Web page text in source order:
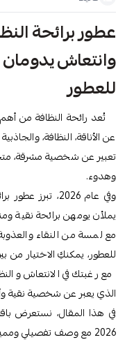
وانتعاش يدومان
للعطور
تُعد رائحة النظافة من
عن الأناقة، النظافة،
تعبير عن شخصية مشرقة،
وهدوء.
وفي عام 2026،
يملأن يومهن برائحة نقية
مع لمسة من النقاء
للعطور، يمكنكِ الاختيار من
مع رغبتك في الانتعاش
الذي يعبر عن شخصية نقية
في هذا المقال، نستعرض
2026 مع وصف تفصيلي